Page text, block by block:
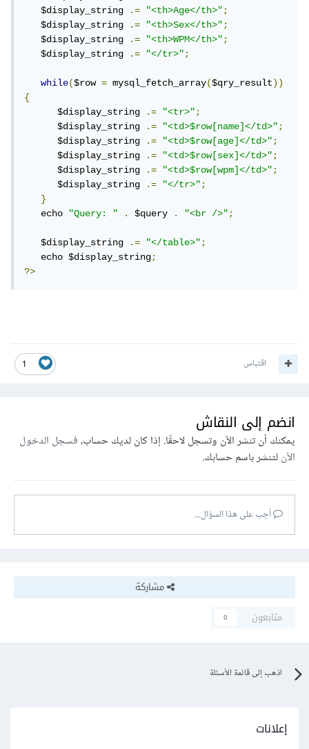
   $display_string
.= "<th>Age</th>";
   $display_string
.= "<th>Sex</th>";
   $display_string
.= "<th>WPM</th>";
   $display_string
.= "</tr>";
while($row = mysql_fetch_array($qry_result))
{
      $display_string
.= "<tr>";
      $display_string
.= "<td>$row[name]</td>";
      $display_string
.= "<td>$row[age]</td>";
      $display_string
.= "<td>$row[sex]</td>";
      $display_string
.= "<td>$row[wpm]</td>";
      $display_string
.= "</tr>";
}
   echo
"Query: " . $query . "<br />";
   $display_string
.= "</table>";
   echo $display_string
;
?>
1 اقتباس
انضم إلى النقاش
يمكنك أن تنشر الآن وتسجل لاحقًا. إذا كان لديك حساب،فسجل الدخول
الآنلتنشر باسم حسابك.
أجب على هذا السؤال...
مشاركة
متابعون
0
اذهب إلى قائمة الأسئلة
إعلانات